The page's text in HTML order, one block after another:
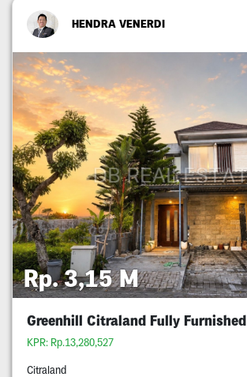
HENDRA VENERDI
Rp. 3,15 M
Greenhill Citraland Fully Furnished
KPR: Rp.13,280,527
Citraland